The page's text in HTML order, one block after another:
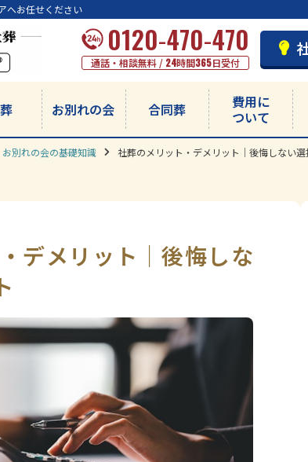
へお任せください
0120-470-470
通話・相談無料 / 24時間365日受付
お別れの会 合同葬
費用に
ついて
お別れの会の基礎知識 社葬のメリット・デメリット｜後悔しない選
デメリット｜後悔しな